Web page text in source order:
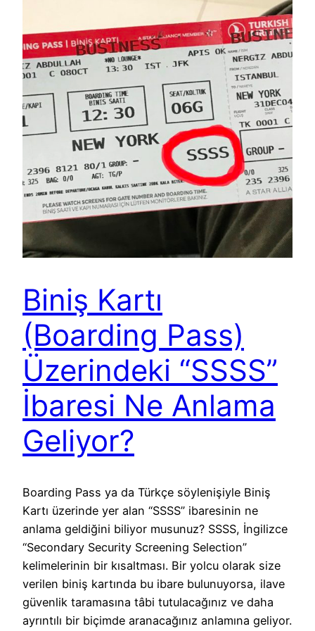
Biniş Kartı
(Boarding Pass)
Üzerindeki “SSSS”
İbaresi Ne Anlama
Geliyor?
Boarding Pass ya da Türkçe söylenişiyle Biniş
Kartı üzerinde yer alan “SSSS” ibaresinin ne
anlama geldiğini biliyor musunuz? SSSS, İngilizce
“Secondary Security Screening Selection”
kelimelerinin bir kısaltması. Bir yolcu olarak size
verilen biniş kartında bu ibare bulunuyorsa, ilave
güvenlik taramasına tâbi tutulacağınız ve daha
ayrıntılı bir biçimde aranacağınız anlamına geliyor.